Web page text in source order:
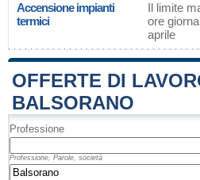
Accensione impianti
termici
Il limite
ore
aprile
OFFERTE DI
BALSORANO
Professione
Professione, Parole, società